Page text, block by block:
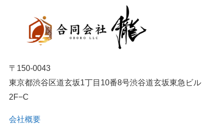
〒150-0043
東京都渋谷区道玄坂1丁目10番8号渋谷道玄坂東急ビル
2F−C
会社概要